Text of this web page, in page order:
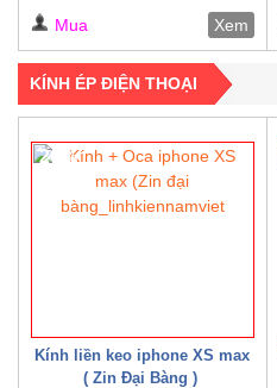
Mua Xem
KÍNH ÉP ĐIỆN THOẠI
Kính liền keo iphone XS max
( Zin Đại Bàng )
20%